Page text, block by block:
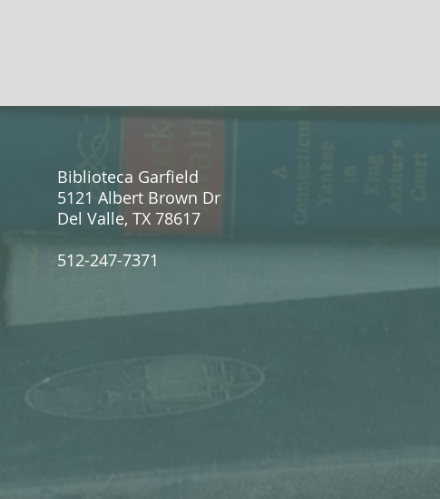
Biblioteca Garfield
5121 Albert Brown Dr
Del Valle, TX 78617
512-247-7371